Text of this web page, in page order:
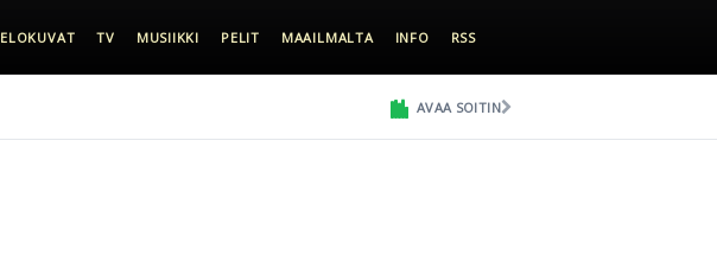
ELOKUVAT TV MUSIIKKI PELIT MAAILMALTA INFO RSS
AVAA SOITIN